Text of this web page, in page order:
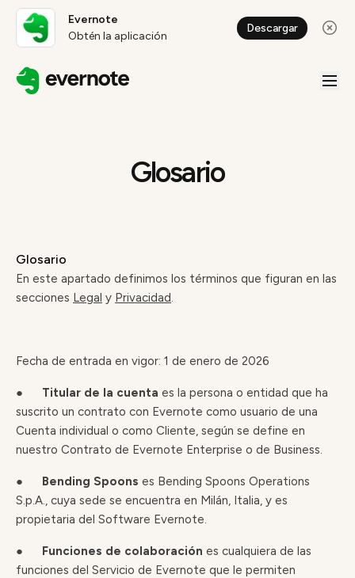
Evernote
Obtén la aplicación
Descargar
Glosario
Glosario
En este apartado definimos los términos que figuran en las
secciones Legal y Privacidad.
Fecha de entrada en vigor: 1 de enero de 2026
● Titular de la cuenta es la persona o entidad que ha
suscrito un contrato con Evernote como usuario de una
Cuenta individual o como Cliente, según se define en
nuestro Contrato de Evernote Enterprise o de Business.
● Bending Spoons es Bending Spoons Operations
S.p.A., cuya sede se encuentra en Milán, Italia, y es
propietaria del Software Evernote.
● Funciones de colaboración es cualquiera de las
funciones del Servicio de Evernote que le permiten